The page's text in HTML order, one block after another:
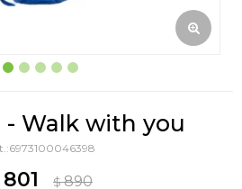
- Walk with you
6973100046398
801 $ 890